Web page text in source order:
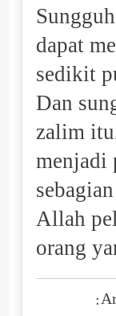
dapat
sedikit
Dan
zalim
menjadi
Allah
orang